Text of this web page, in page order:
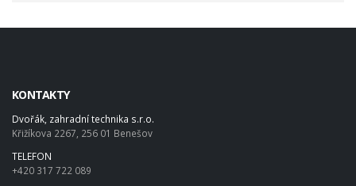
KONTAKTY
Dvořák, zahradní technika s.r.o.
Křižíkova 2267, 256 01 Benešov
TELEFON
+420 317 722 089